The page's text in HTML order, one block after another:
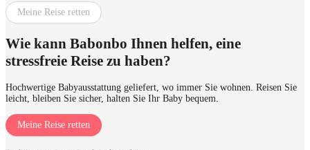
Meine Reise retten
Wie kann Babonbo Ihnen helfen, eine
stressfreie Reise zu haben?
Hochwertige Babyausstattung geliefert, wo immer Sie wohnen. Reisen Sie
leicht, bleiben Sie sicher, halten Sie Ihr Baby bequem.
Meine Reise retten